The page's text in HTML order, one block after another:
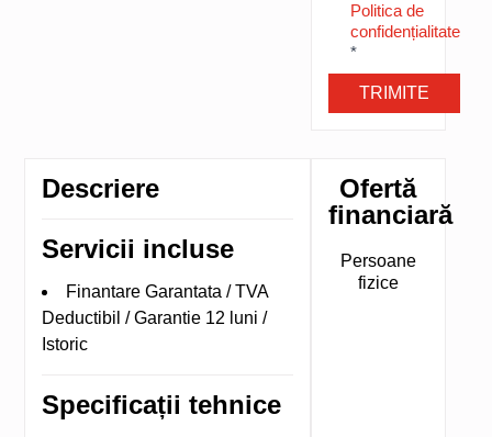
Politica de
confidențialitate
*
TRIMITE
Descriere
Servicii incluse
Finantare Garantata / TVA
Deductibil / Garantie 12 luni /
Istoric
Specificații tehnice
Ofertă
financiară
Persoane
fizice